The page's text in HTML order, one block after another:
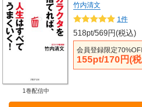
竹内清文
1件
518pt/569円(税込)
会員登録限定
155pt/170円(
1巻配信中